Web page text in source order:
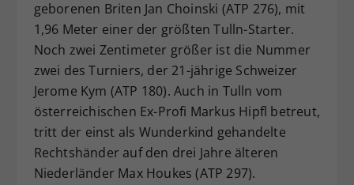
geborenen Briten Jan Choinski (ATP 276), mit
1,96 Meter einer der größten Tulln-Starter.
Noch zwei Zentimeter größer ist die Nummer
zwei des Turniers, der 21-jährige Schweizer
Jerome Kym (ATP 180). Auch in Tulln vom
österreichischen Ex-Profi Markus Hipfl betreut,
tritt der einst als Wunderkind gehandelte
Rechtshänder auf den drei Jahre älteren
Niederländer Max Houkes (ATP 297).